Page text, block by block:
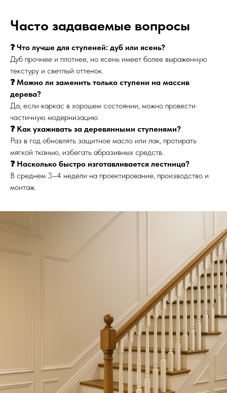
бесплатно!
Лестница на
металлокаркасе
обшивку деревом
Москве
Часто задаваемые вопросы
❓ Что лучше для ступеней: дуб или ясень?
Дуб прочнее и плотнее, но ясень имеет более выраженную
текстуру и светлый оттенок.
❓ Можно ли заменить только ступени на массив
дерева?
Да, если каркас в хорошем состоянии, можно провести
частичную модернизацию.
❓ Как ухаживать за деревянными ступенями?
Раз в год обновлять защитное масло или лак, протирать
мягкой тканью, избегать абразивных средств.
❓ Насколько быстро изготавливается лестница?
В среднем 3–4 недели на проектирование, производство и
монтаж.